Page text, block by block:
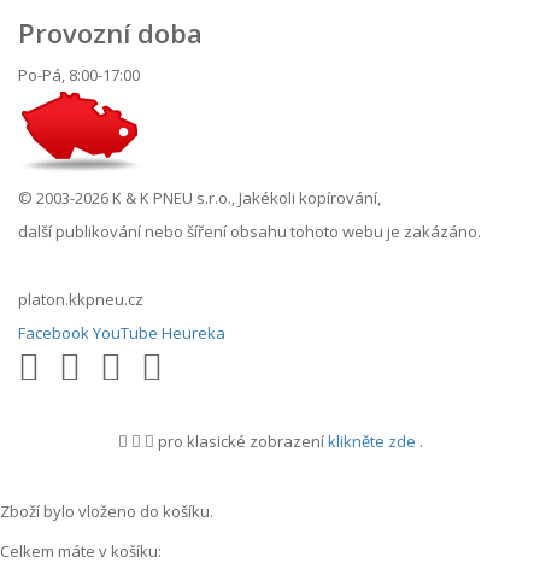
Provozní doba
Po-Pá, 8:00-17:00
© 2003-2026 K & K PNEU s.r.o., Jakékoli kopírování,
další publikování nebo šíření obsahu tohoto webu je zakázáno.
platon.kkpneu.cz
FacebookYouTube Heureka
pro klasické zobrazeníklikněte zde .
Zboží bylo vloženo do košíku.
Celkem máte v košíku: